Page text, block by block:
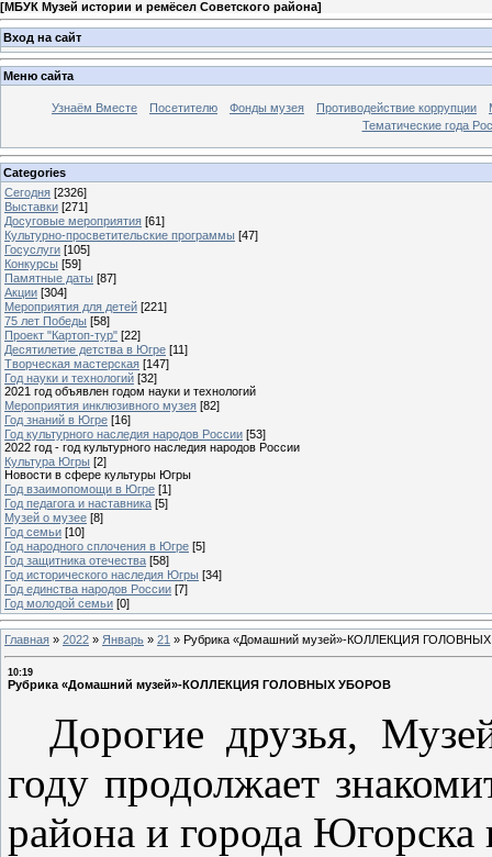
[МБУК Музей истории и ремёсел Советского района]
Вход на сайт
Меню сайта
Узнаём Вместе Посетителю Фонды музея Противодействие коррупции
Тематические года
Categories
Сегодня [2326]
Выставки [271]
Досуговые мероприятия [61]
Культурно-просветительские программы [47]
Госуслуги [105]
Конкурсы [59]
Памятные даты [87]
Акции [304]
Мероприятия для детей [221]
75 лет Победы [58]
Проект "Картоп-тур" [22]
Десятилетие детства в Югре [11]
Творческая мастерская [147]
Год науки и технологий [32]
2021 год объявлен годом науки и технологий
Мероприятия инклюзивного музея [82]
Год знаний в Югре [16]
Год культурного наследия народов России [53]
2022 год - год культурного наследия народов России
Культура Югры [2]
Новости в сфере культуры Югры
Год взаимопомощи в Югре [1]
Год педагога и наставника [5]
Музей о музее [8]
Год семьи [10]
Год народного сплочения в Югре [5]
Год защитника отечества [58]
Год исторического наследия Югры [34]
Год единства народов России [7]
Год молодой семьи [0]
Главная » 2022 » Январь » 21 » Рубрика «Домашний музей»-КОЛЛЕКЦИЯ
10:19
Рубрика «Домашний музей»-КОЛЛЕКЦИЯ ГОЛОВНЫХ УБОРОВ
Дорогие друзья,
году продолжает
района и города